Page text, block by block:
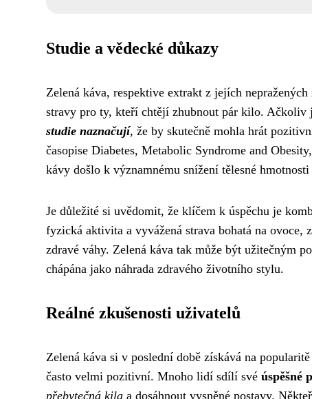
Studie a vědecké důkazy
Zelená káva, respektive extrakt z jejích
stravy pro ty, kteří chtějí zhubnout pár kilo. Ačkoliv
studie naznačují, že by skutečně mohla hrát
časopise Diabetes, Metabolic Syndrome and
kávy došlo k významnému snížení tělesné
Je důležité si uvědomit, že klíčem k úspěchu je
fyzická aktivita a vyvážená strava bohatá na ovoce,
zdravé váhy. Zelená káva tak může být užitečným
chápána jako náhrada zdravého životního stylu.
Reálné zkušenosti uživatelů
Zelená káva si v poslední době získává na
často velmi pozitivní. Mnoho lidí sdílí své úspěšné
přebytečná kila a dosáhnout vysněné postavy.